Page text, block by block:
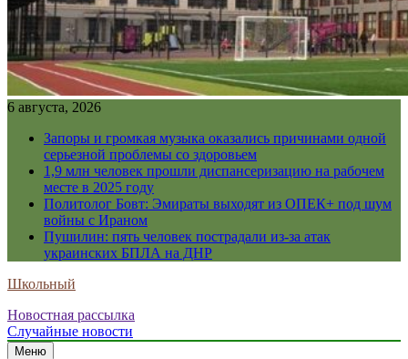
6 августа, 2026
Запоры и громкая музыка оказались причинами одной
серьезной проблемы со здоровьем
1,9 млн человек прошли диспансеризацию на рабочем
месте в 2025 году
Политолог Бовт: Эмираты выходят из ОПЕК+ под шум
войны с Ираном
Пушилин: пять человек пострадали из-за атак
украинских БПЛА на ДНР
Школьный
Новостная рассылка
Случайные новости
Меню